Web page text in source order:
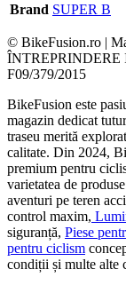
Brand SUPER B
© BikeFusion.ro |
ÎNTREPRINDERE
F09/379/2015
BikeFusion este
magazin dedicat
traseu merită
calitate. Din 2024,
premium pentru
varietatea de
aventuri pe teren
control maxim,
siguranță, Piese
pentru ciclism
condiții și multe alte